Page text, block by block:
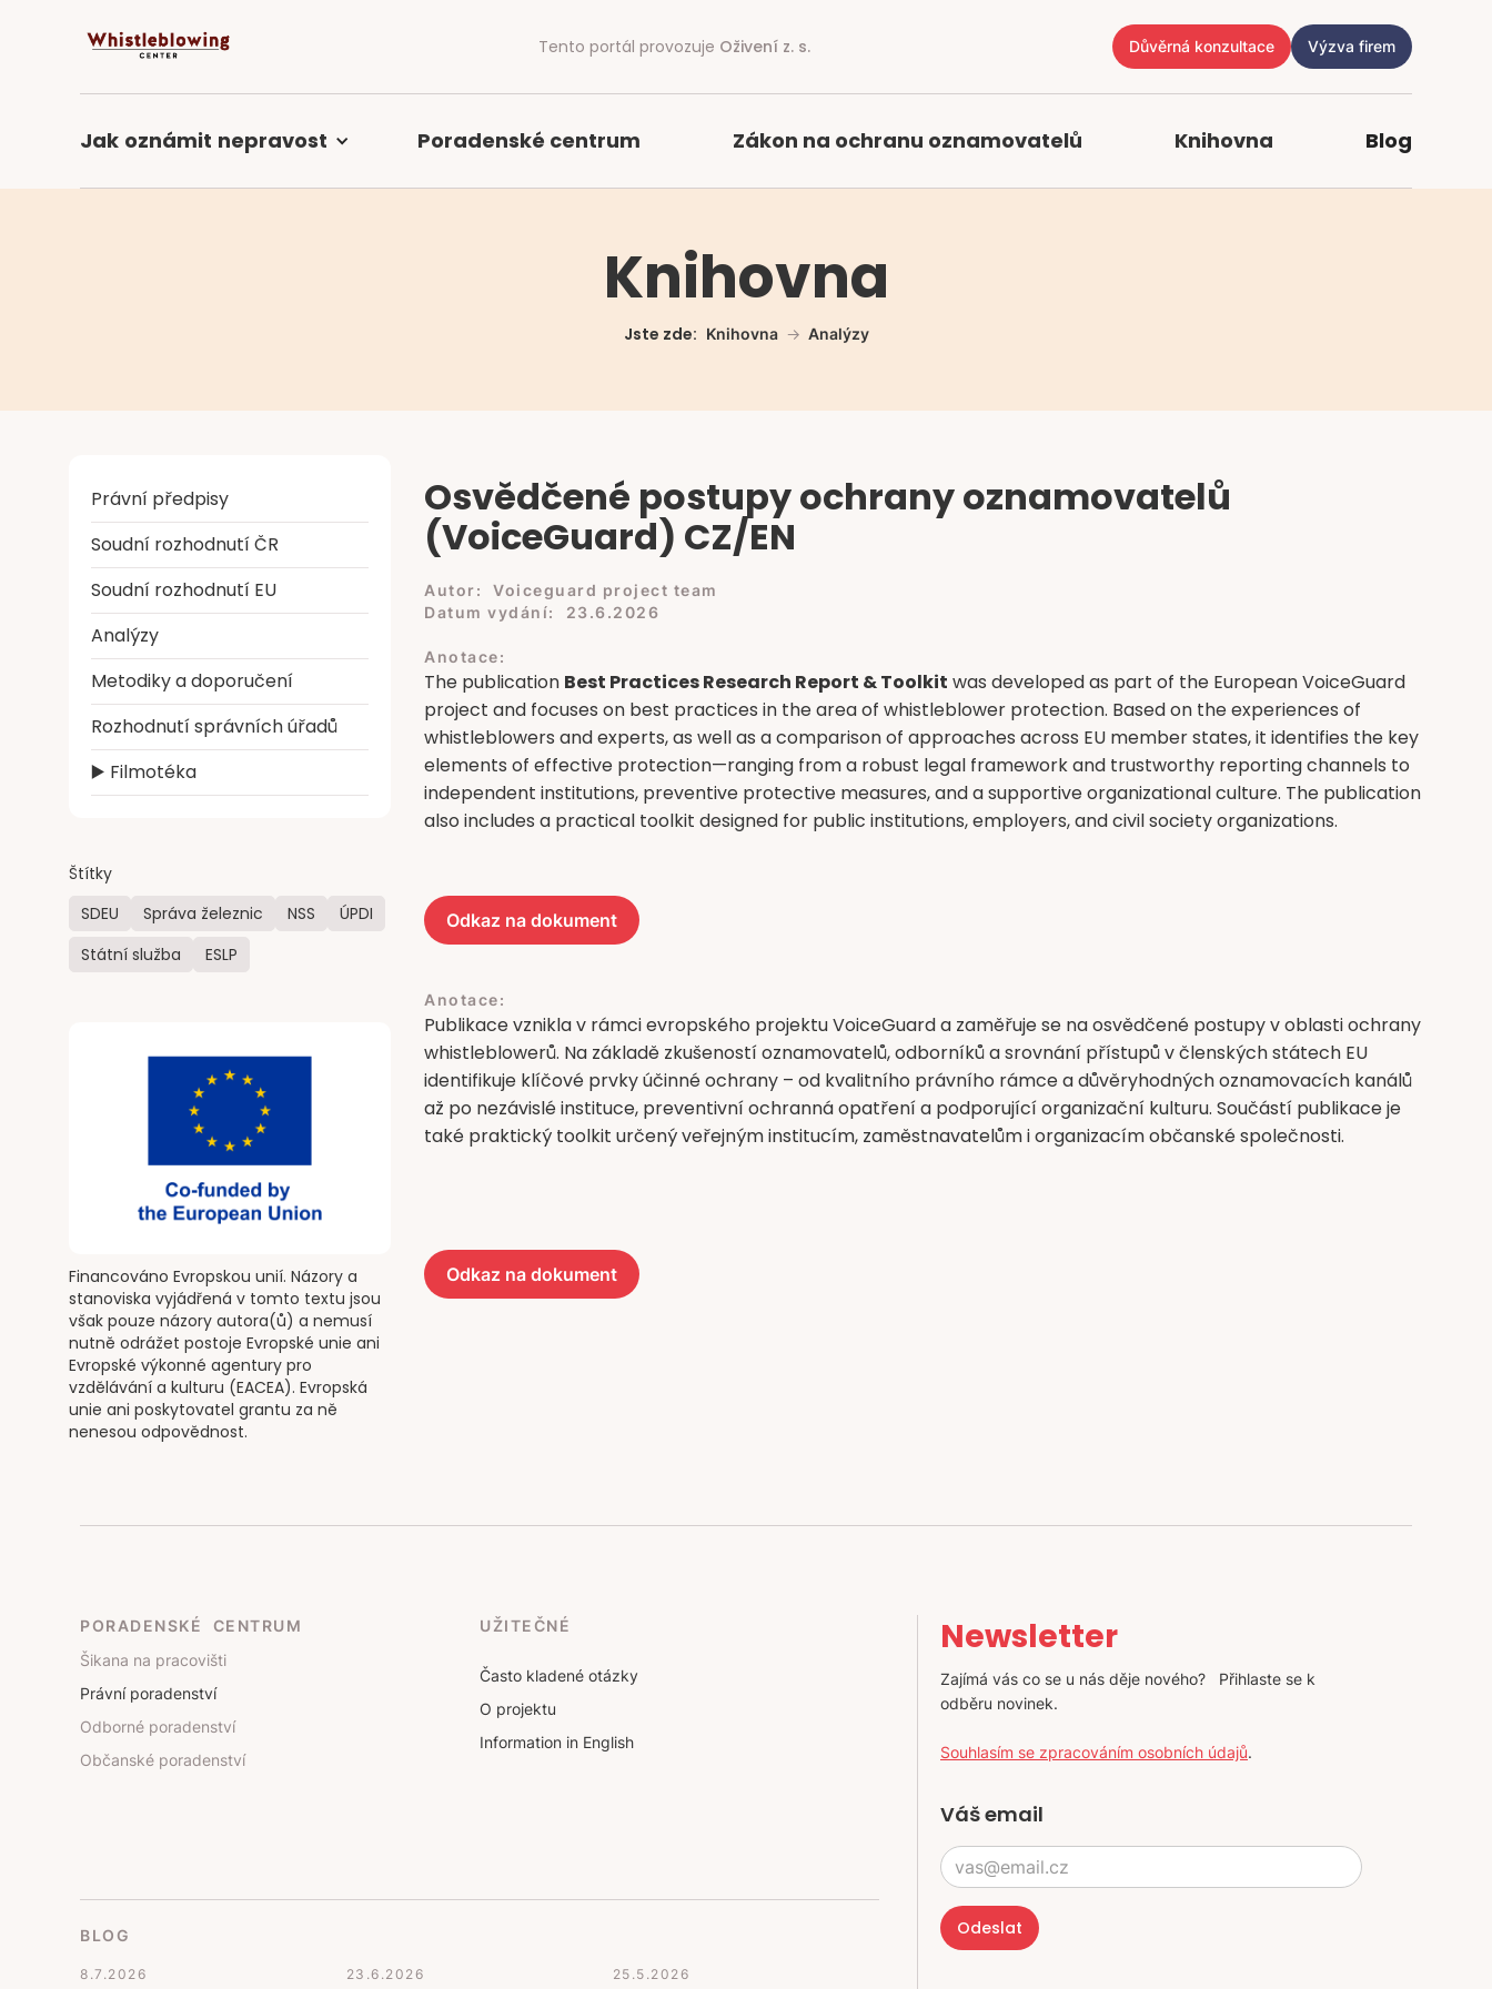
Tento portál provozuje Oživení z. s. Důvěrná konzultace Výzva firem
Jak oznámit nepravost Poradenské centrum Zákon na ochranu oznamovatelů Knihovna Blog
Knihovna
Jste zde: Knihovna Analýzy
Právní předpisy
Soudní rozhodnutí ČR
Soudní rozhodnutí EU
Analýzy
Metodiky a doporučení
Rozhodnutí správních úřadů
▶️ Filmotéka
Štítky
SDEU
Správa železnic NSS
ÚPDI
Státní služba
ESLP
Financováno Evropskou unií. Názory a
stanoviska vyjádřená v tomto textu jsou
však pouze názory autora(ů) a nemusí
nutně odrážet postoje Evropské unie ani
Evropské výkonné agentury pro
vzdělávání a kulturu (EACEA). Evropská
unie ani poskytovatel grantu za ně
nenesou odpovědnost.
Osvědčené postupy ochrany oznamovatelů
(VoiceGuard) CZ/EN
Autor:
Voiceguard project team
Datum vydání:
23.6.2026
Anotace:
The publication Best Practices Research Report & Toolkit was developed as part of the European VoiceGuard
project and focuses on best practices in the area of whistleblower protection. Based on the experiences of
whistleblowers and experts, as well as a comparison of approaches across EU member states, it identifies the key
elements of effective protection—ranging from a robust legal framework and trustworthy reporting channels to
independent institutions, preventive protective measures, and a supportive organizational culture. The publication
also includes a practical toolkit designed for public institutions, employers, and civil society organizations.
Odkaz na dokument
Anotace:
Publikace vznikla v rámci evropského projektu VoiceGuard a zaměřuje se na osvědčené postupy v oblasti ochrany
whistleblowerů. Na základě zkušeností oznamovatelů, odborníků a srovnání přístupů v členských státech EU
identifikuje klíčové prvky účinné ochrany – od kvalitního právního rámce a důvěryhodných oznamovacích kanálů
až po nezávislé instituce, preventivní ochranná opatření a podporující organizační kulturu. Součástí publikace je
také praktický toolkit určený veřejným institucím, zaměstnavatelům i organizacím občanské společnosti.
Odkaz na dokument
PORADENSKÉ CENTRUM
Šikana na pracovišti
Právní poradenství
Odborné poradenství
Občanské poradenství
UŽITEČNÉ
Často kladené otázky
O projektu
Information in English
BLOG
8.7.2026 23.6.2026 25.5.2026
Newsletter
Zajímá vás co se u nás děje nového? Přihlaste se k
odběru novinek.
Souhlasím se zpracováním osobních údajů.
Váš email